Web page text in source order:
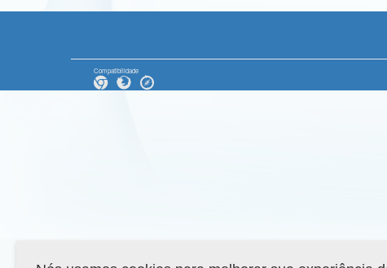
Compatibilidade